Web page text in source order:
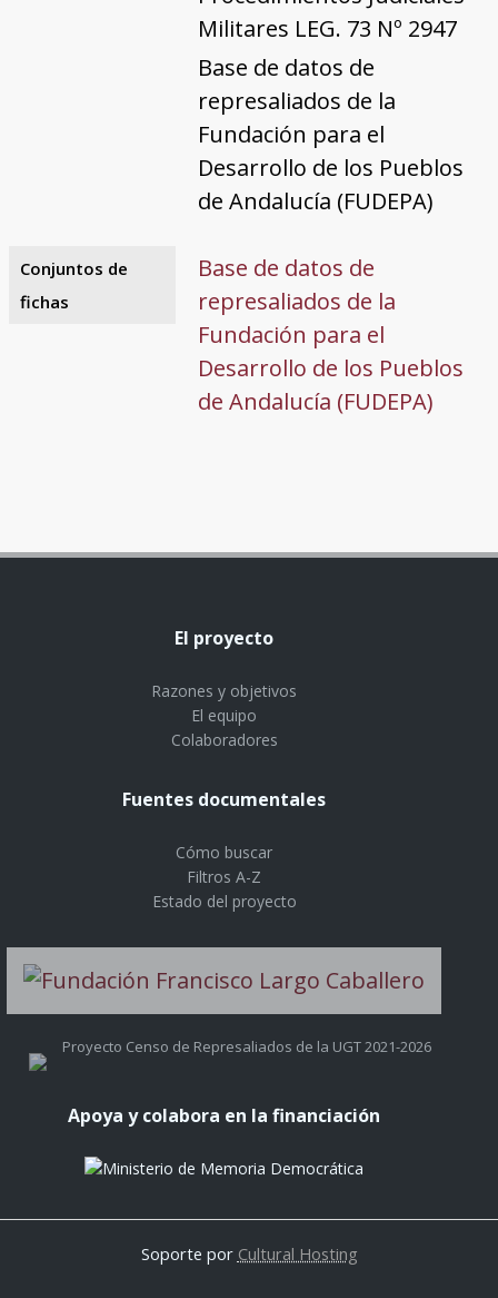
Militares LEG. 73 Nº 2947
Base de datos de
represaliados de la
Fundación para el
Desarrollo de los Pueblos
de Andalucía (FUDEPA)
Conjuntos de
fichas
Base de datos de
represaliados de la
Fundación para el
Desarrollo de los Pueblos
de Andalucía (FUDEPA)
El proyecto
Razones y objetivos
El equipo
Colaboradores
Fuentes documentales
Cómo buscar
Filtros A-Z
Estado del proyecto
Proyecto Censo de Represaliados de la UGT 2021-2026
Apoya y colabora en la financiación
Soporte por Cultural Hosting